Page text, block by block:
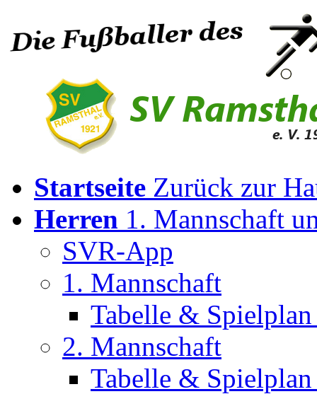
Startseite Zurück zur
Herren 1. Mannschaft
SVR-App
1. Mannschaft
Tabelle &
2. Mannschaft
Tabelle &